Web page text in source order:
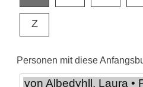
Z
Personen mit diese